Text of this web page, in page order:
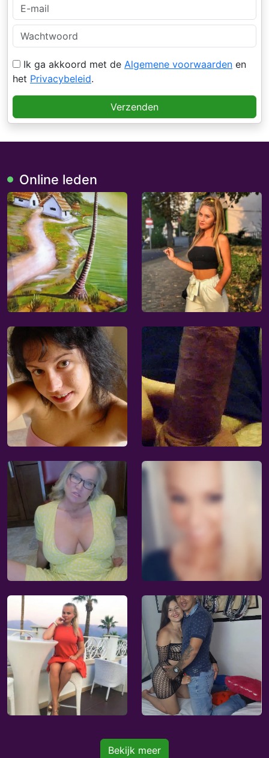
Ik ga akkoord met de Algemene voorwaarden en
het Privacybeleid.
Verzenden
Online leden
Bekijk meer